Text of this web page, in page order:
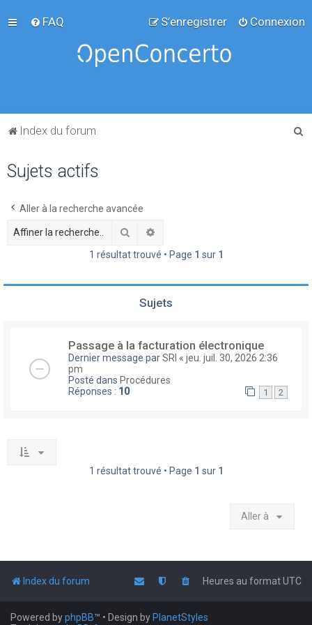
FAQ Connexion
S’enregistrer
Index du forum
e
Sujets actifs
Aller à la recherche avancée
Rechercher
1 résultat trouvé • Page 1 sur 1
Sujets
Passage à la facturation électronique
Dernier message parSRI « jeu. juil. 30, 2026 2:36
pm
Posté dans Procédures
Réponses : 10 1 2
1 résultat trouvé • Page 1 sur 1
Aller à
Index du forum Heures au formatUTC
Powered byphpBB™ • Design by PlanetStyles